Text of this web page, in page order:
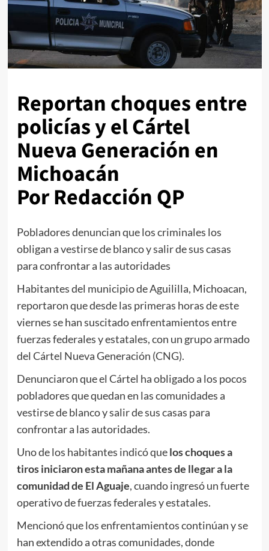
Reportan choques entre
policías y el Cártel
Nueva Generación en
Michoacán
Por Redacción QP
Pobladores denuncian que los criminales los
obligan a vestirse de blanco y salir de sus casas
para confrontar a las autoridades
Habitantes del municipio de Aguililla, Michoacan,
reportaron que desde las primeras horas de este
viernes se han suscitado enfrentamientos entre
fuerzas federales y estatales, con un grupo armado
del Cártel Nueva Generación (CNG).
Denunciaron que el Cártel ha obligado a los pocos
pobladores que quedan en las comunidades a
vestirse de blanco y salir de sus casas para
confrontar a las autoridades.
Uno de los habitantes indicó quelos choques a
tiros iniciaron esta mañana antes de llegar a la
comunidad de El Aguaje, cuando ingresó un fuerte
operativo de fuerzas federales y estatales.
Mencionó que los enfrentamientos continúan y se
han extendido a otras comunidades, donde